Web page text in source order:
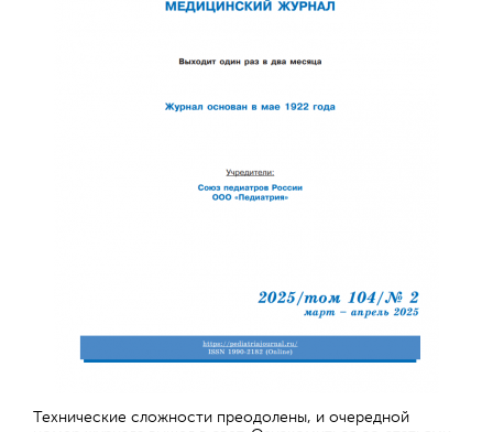
Технические сложности преодолены, и очередной